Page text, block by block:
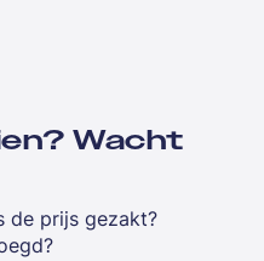
Wacht
de prijs gezakt?